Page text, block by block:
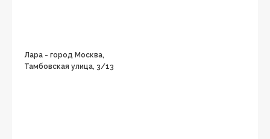
Лара - город Москва,
Тамбовская улица, 3/13